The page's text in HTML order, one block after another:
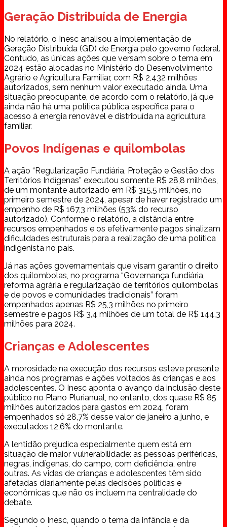
Geração Distribuída de Energia
No relatório, o Inesc analisou a implementação de
Geração Distribuída (GD) de Energia pelo governo federal.
Contudo, as únicas ações que versam sobre o tema em
2024 estão alocadas no Ministério do Desenvolvimento
Agrário e Agricultura Familiar, com R$ 2,432 milhões
autorizados, sem nenhum valor executado ainda. Uma
situação preocupante, de acordo com o relatório, já que
ainda não há uma política pública específica para o
acesso à energia renovável e distribuída na agricultura
familiar.
Povos Indígenas e quilombolas
A ação “Regularização Fundiária, Proteção e Gestão dos
Territórios Indígenas” executou somente R$ 28,8 milhões,
de um montante autorizado em R$ 315,5 milhões, no
primeiro semestre de 2024, apesar de haver registrado um
empenho de R$ 167,3 milhões (53% do recurso
autorizado). Conforme o relatório, a distância entre
recursos empenhados e os efetivamente pagos sinalizam
dificuldades estruturais para a realização de uma política
indigenista no país.
Já nas ações governamentais que visam garantir o direito
dos quilombolas, no programa “Governança fundiária,
reforma agrária e regularização de territórios quilombolas
e de povos e comunidades tradicionais” foram
empenhados apenas R$ 25,3 milhões no primeiro
semestre e pagos R$ 3,4 milhões de um total de R$ 144,3
milhões para 2024.
Crianças e Adolescentes
A morosidade na execução dos recursos esteve presente
ainda nos programas e ações voltados às crianças e aos
adolescentes. O Inesc aponta o avanço da inclusão deste
público no Plano Plurianual, no entanto, dos quase R$ 85
milhões autorizados para gastos em 2024, foram
empenhados só 28,7% desse valor de janeiro a junho, e
executados 12,6% do montante.
A lentidão prejudica especialmente quem está em
situação de maior vulnerabilidade: as pessoas periféricas,
negras, indígenas, do campo, com deficiência, entre
outras. As vidas de crianças e adolescentes têm sido
afetadas diariamente pelas decisões políticas e
econômicas que não os incluem na centralidade do
debate.
Segundo o Inesc, quando o tema da infância e da